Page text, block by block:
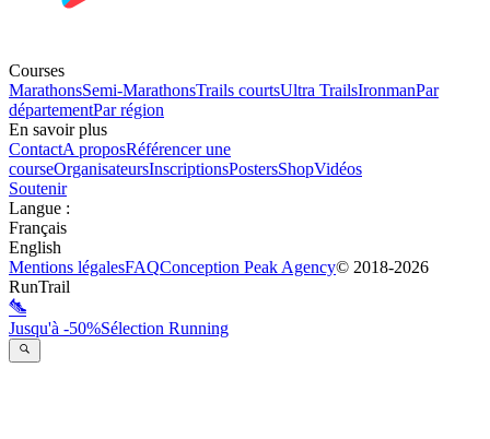
Courses
MarathonsSemi-MarathonsTrails courtsUltra TrailsIronmanPar
départementPar région
En savoir plus
ContactA proposRéférencer une
courseOrganisateursInscriptionsPostersShopVidéos
Soutenir
Langue :
Français
English
Mentions légalesFAQConception Peak Agency© 2018-2026
RunTrail
Jusqu'à -50%Sélection Running